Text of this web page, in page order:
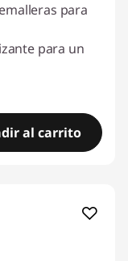
para
para un
al carrito